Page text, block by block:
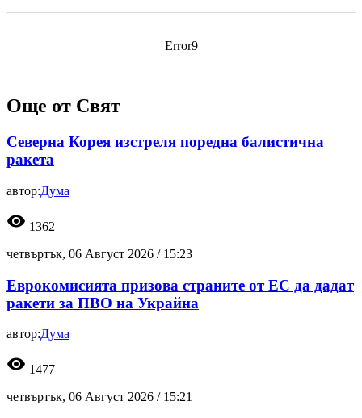
Error9
Още от Свят
Северна Корея изстреля поредна балистична
ракета
автор:Дума
visibility 1362
четвъртък, 06 Август 2026 / 15:23
Еврокомисията призова страните от ЕС да дадат
ракети за ПВО на Украйна
автор:Дума
visibility 1477
четвъртък, 06 Август 2026 / 15:21